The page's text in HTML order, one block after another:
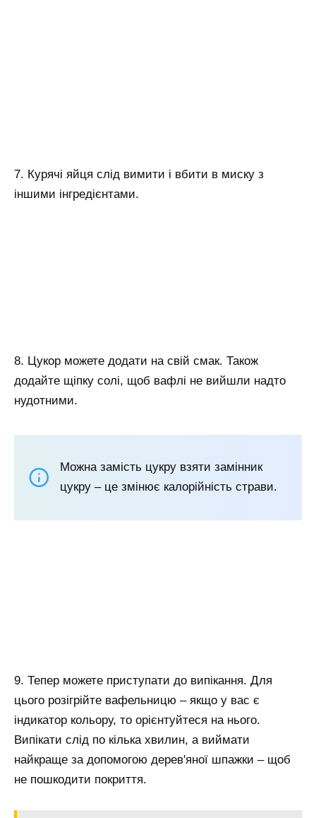
7. Курячі яйця слід вимити і вбити в миску з
іншими інгредієнтами.
8. Цукор можете додати на свій смак. Також
додайте щіпку солі, щоб вафлі не вийшли надто
нудотними.
Можна замість цукру взяти замінник
цукру – це змінює калорійність страви.
9. Тепер можете приступати до випікання. Для
цього розігрійте вафельницю – якщо у вас є
індикатор кольору, то орієнтуйтеся на нього.
Випікати слід по кілька хвилин, а виймати
найкраще за допомогою дерев'яної шпажки – щоб
не пошкодити покриття.